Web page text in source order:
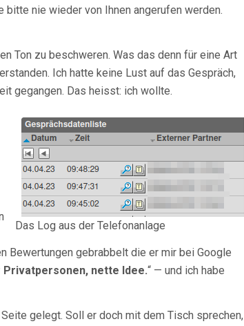
nie wieder von Ihnen angerufen werden.
Ton zu beschweren. Was das denn für eine Art
Ich hatte keine Lust auf das Gespräch,
gegangen. Das heisst: ich wollte.
Das Log aus der Telefonanlage
Bewertungen gebrabbelt die er mir bei Google
nette Idee.“ — und ich habe
gelegt. Soll er doch mit dem Tisch sprechen,